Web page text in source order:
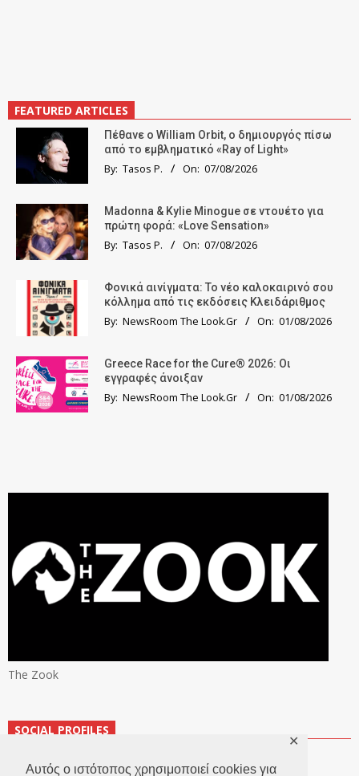
Αυτός ο ιστότοπος χρησιμοποιεί cookies για
✕
FEATURED ARTICLES
Πέθανε ο William Orbit, ο δημιουργός πίσω
από το εμβληματικό «Ray of Light»
By: Tasos P. On: 07/08/2026
Madonna & Kylie Minogue σε ντουέτο για
πρώτη φορά: «Love Sensation»
By: Tasos P. On: 07/08/2026
Φονικά αινίγματα: Το νέο καλοκαιρινό σου
κόλλημα από τις εκδόσεις Κλειδάριθμος
By: NewsRoom The Look.Gr On: 01/08/2026
Greece Race for the Cure® 2026: Οι
εγγραφές άνοιξαν
By: NewsRoom The Look.Gr On: 01/08/2026
The Zook
SOCIAL PROFILES